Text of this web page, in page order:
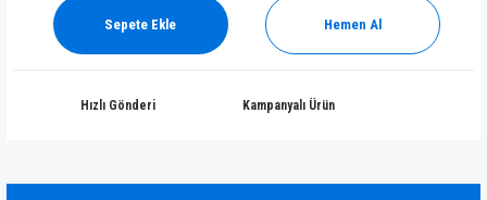
Sepete Ekle Hemen Al
Hızlı Gönderi Kampanyalı Ürün